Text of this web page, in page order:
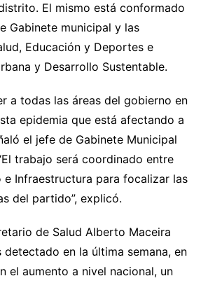
El mismo está conformado
Gabinete municipal y las
Educación y Deportes e
y Desarrollo Sustentable.
a todas las áreas del gobierno en
epidemia que está afectando a
el jefe de Gabinete Municipal
trabajo será coordinado entre
e Infraestructura para focalizar las
del partido”, explicó.
de Salud Alberto Maceira
detectado en la última semana, en
el aumento a nivel nacional, un